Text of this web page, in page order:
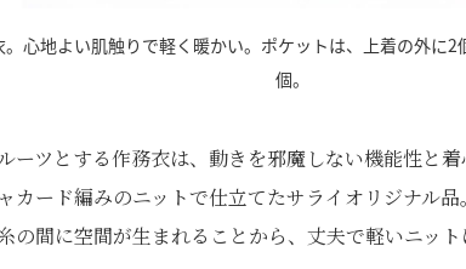
心地よい肌触りで軽く暖かい。ポケットは、上着の外に
個。
ーツとする作務衣は、動きを邪魔しない機能性と
カード編みのニットで仕立てたサライオリジナル
の間に空間が生まれることから、丈夫で軽いニット